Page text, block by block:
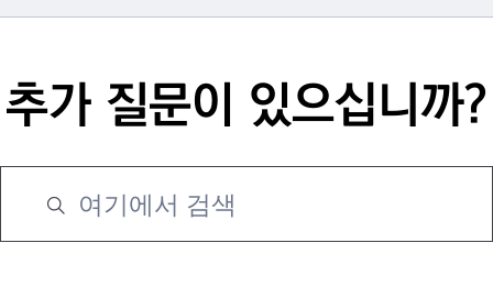
추가 질문이 있으십니까?